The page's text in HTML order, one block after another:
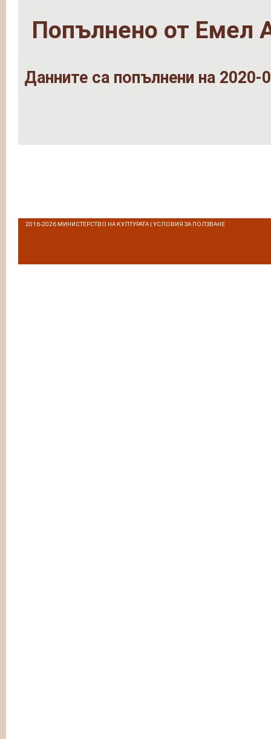
Попълнено от Емел
Данните са попълнени на 2020-
2016-2026 МИНИСТЕРСТВО НА КУЛТУРАТА | УСЛОВИЯ ЗА ПОЛЗВАНЕ